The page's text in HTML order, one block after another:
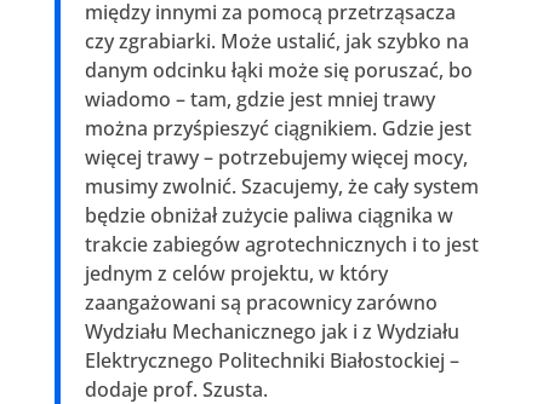
między innymi za pomocą przetrząsacza
czy zgrabiarki. Może ustalić, jak szybko na
danym odcinku łąki może się poruszać, bo
wiadomo – tam, gdzie jest mniej trawy
można przyśpieszyć ciągnikiem. Gdzie jest
więcej trawy – potrzebujemy więcej mocy,
musimy zwolnić. Szacujemy, że cały system
będzie obniżał zużycie paliwa ciągnika w
trakcie zabiegów agrotechnicznych i to jest
jednym z celów projektu, w który
zaangażowani są pracownicy zarówno
Wydziału Mechanicznego jak i z Wydziału
Elektrycznego Politechniki Białostockiej –
dodaje prof. Szusta.